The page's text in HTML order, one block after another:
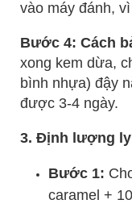
vào máy đánh,
Bước 4: Cách
xong kem dừa,
bình nhựa) đậy
được 3-4 ngày.
3. Định lượng ly
Bước 1:
caramel +